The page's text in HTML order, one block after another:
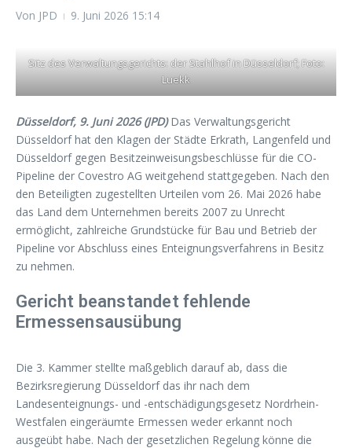
Von JPD 9. Juni 2026 15:14
Sitz des Verwaltungsgerichts: der Stahlhof in Düsseldorf; Foto:
Luekk
Düsseldorf, 9. Juni 2026 (JPD)Das Verwaltungsgericht
Düsseldorf hat den Klagen der Städte Erkrath, Langenfeld und
Düsseldorf gegen Besitzeinweisungsbeschlüsse für die CO-
Pipeline der Covestro AG weitgehend stattgegeben. Nach den
den Beteiligten zugestellten Urteilen vom 26. Mai 2026 habe
das Land dem Unternehmen bereits 2007 zu Unrecht
ermöglicht, zahlreiche Grundstücke für Bau und Betrieb der
Pipeline vor Abschluss eines Enteignungsverfahrens in Besitz
zu nehmen.
Gericht beanstandet fehlende
Ermessensausübung
Die 3. Kammer stellte maßgeblich darauf ab, dass die
Bezirksregierung Düsseldorf das ihr nach dem
Landesenteignungs- und -entschädigungsgesetz Nordrhein-
Westfalen eingeräumte Ermessen weder erkannt noch
ausgeübt habe. Nach der gesetzlichen Regelung könne die